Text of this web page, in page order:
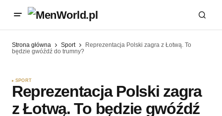
Strona główna Sport
Reprezentacja Polski zagra z Łotwą. To
będzie gwóźdź do trumny?
SPORT
Reprezentacja Polski zagra
z Łotwą. To będzie gwóźdź